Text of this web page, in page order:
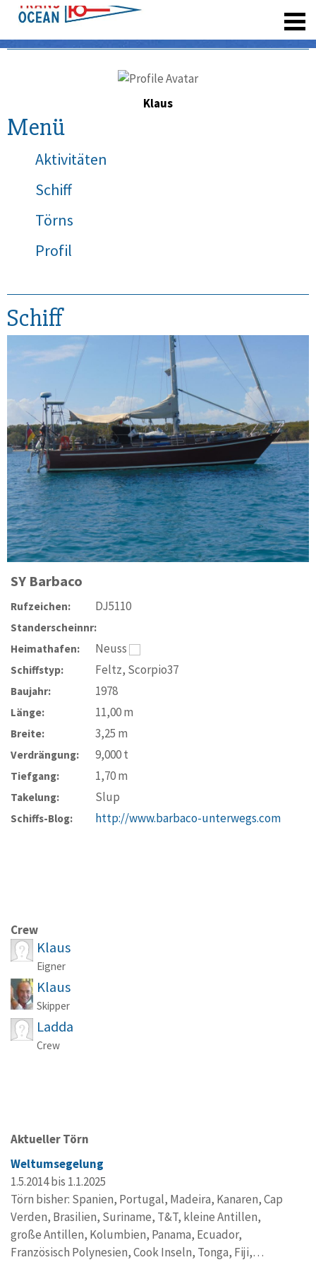
Klaus
Menü
Aktivitäten
Schiff
Törns
Profil
Schiff
SY Barbaco
Rufzeichen: DJ5110
Standerscheinnr:
Heimathafen:
Neuss
Schiffstyp: Feltz, Scorpio37
Baujahr: 1978
Länge: 11,00m
Breite: 3,25 m
Verdrängung: 9,000t
Tiefgang: 1,70m
Takelung: Slup
Schiffs-Blog: http://www.barbaco-unterwegs.com
Crew
Klaus
Eigner
Klaus
Skipper
Ladda
Crew
Aktueller Törn
Weltumsegelung
1.5.2014 bis 1.1.2025
Törn bisher: Spanien, Portugal, Madeira, Kanaren, Cap
Verden, Brasilien, Suriname, T&T, kleine Antillen,
große Antillen, Kolumbien, Panama, Ecuador,
Französisch Polynesien, Cook Inseln, Tonga, Fiji,…